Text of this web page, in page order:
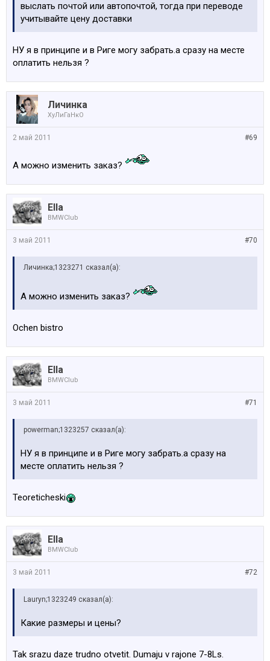
выслать почтой или автопочтой, тогда при переводе
учитывайте цену доставки
НУ я в принципе и в Риге могу забрать.а сразу на месте
оплатить нельзя ?
Личинка
ХуЛиГаНкО
#69
2 май 2011
А можно изменить заказ?
Ella
BMWClub
#70
3 май 2011
Личинка;1323271 сказал(а):
А можно изменить заказ?
Ochen bistro
Ella
BMWClub
#71
3 май 2011
powerman;1323257 сказал(а):
НУ я в принципе и в Риге могу забрать.а сразу на
месте оплатить нельзя ?
Teoreticheski
Ella
BMWClub
#72
3 май 2011
Lauryn;1323249 сказал(а):
Какие размеры и цены?
Tak srazu daze trudno otvetit. Dumaju v rajone 7-8Ls.